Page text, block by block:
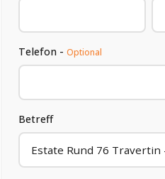
Telefon -Optional
Betreff